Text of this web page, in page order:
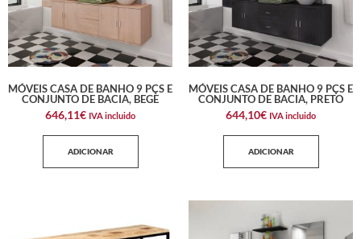
MÓVEIS CASA DE BANHO 9 PÇS E
CONJUNTO DE BACIA, BEGE
646,11€ IVA incluido
ADICIONAR
MÓVEIS CASA DE BANHO 9 PÇS E
CONJUNTO DE BACIA, PRETO
644,10€ IVA incluido
ADICIONAR